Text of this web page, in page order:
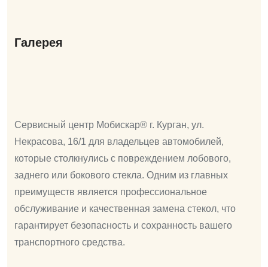
Галерея
Сервисный центр Мобискар® г. Курган, ул.
Некрасова, 16/1 для владельцев автомобилей,
которые столкнулись с повреждением лобового,
заднего или бокового стекла. Одним из главных
преимуществ является профессиональное
обслуживание и качественная замена стекол, что
гарантирует безопасность и сохранность вашего
транспортного средства.